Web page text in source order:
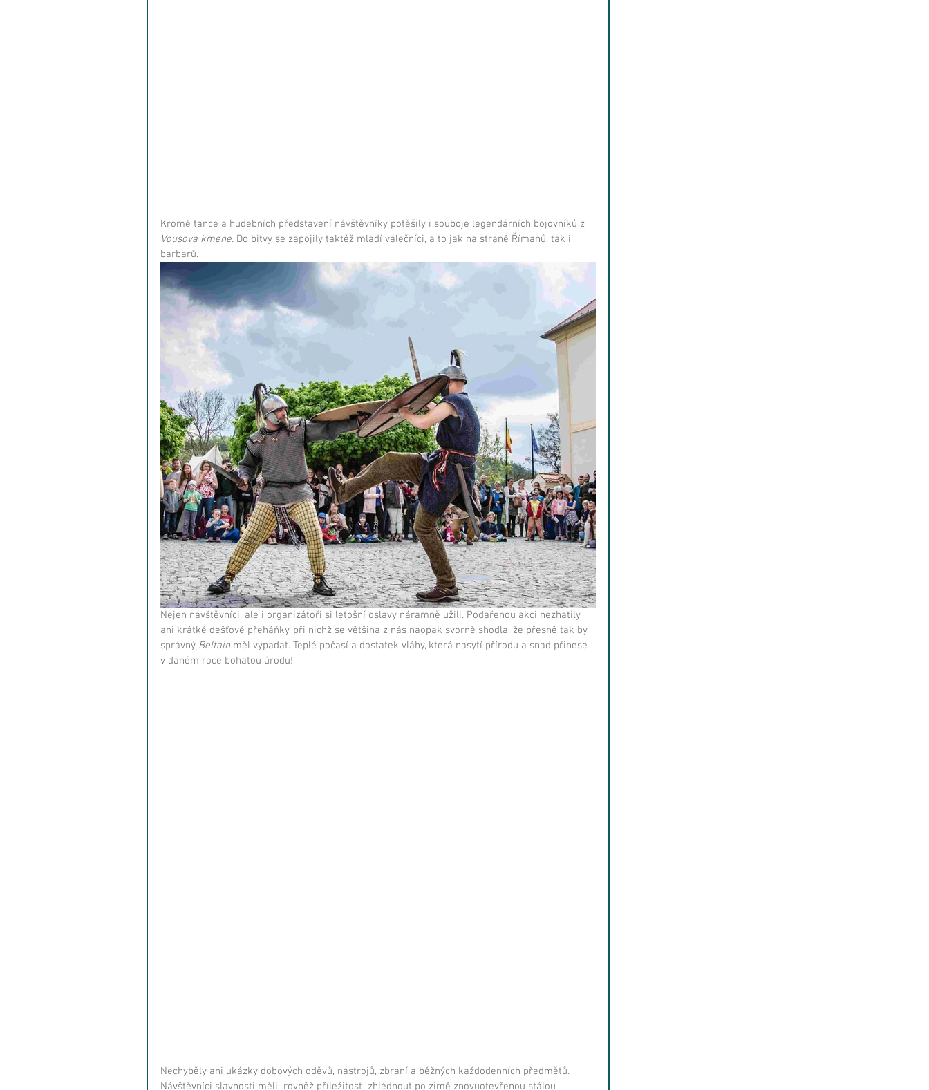
Kromě tance a hudebních představení návštěvníky potěšily i souboje legendárních bojovníků z
Vousova kmene. Do bitvy se zapojily taktéž mladí válečníci, a to jak na straně Římanů, tak i
barbarů.
Nejen návštěvníci, ale i organizátoři si letošní oslavy náramně užili. Podařenou akci nezhatily
ani krátké dešťové přeháňky, při nichž se většina z nás naopak svorně shodla, že přesně tak by
správný Beltain měl vypadat. Teplé počasí a dostatek vláhy, která nasytí přírodu a snad přinese
v daném roce bohatou úrodu!
Nechyběly ani ukázky dobových oděvů, nástrojů, zbraní a běžných každodenních předmětů.
Návštěvníci slavnosti měli  rovněž příležitost zhlédnout po zimě znovuotevřenou stálou